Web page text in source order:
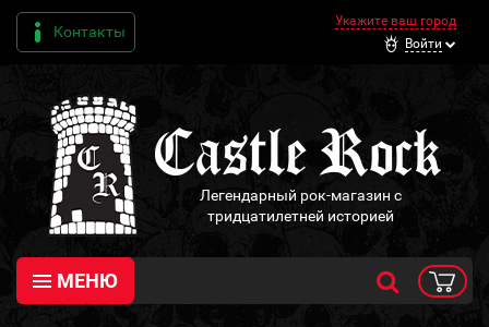
Контакты
Укажите ваш город
Войти
Легендарный рок-магазин с
тридцатилетней историей
МЕНЮ